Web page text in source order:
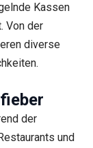
Kassen
Von der
diverse
der
und